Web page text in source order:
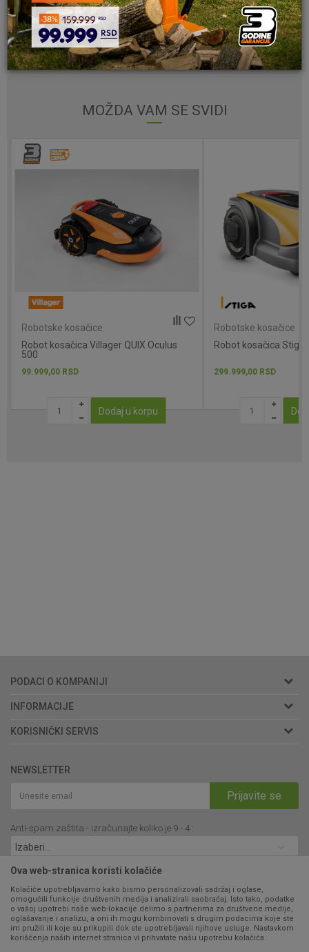
Ime/Nadimak
Email
Poruka
POŠALJI
MOŽDA VAM SE SVIDI
Oculus
Robotske kosačice
Robot kosačica Stiga A 750
Garaža
9.999,00
PODACI O KOMPANIJI
Agromarket doo
Adresa: Kraljevačkog bataljona 235/2
webshop@agromarket.rs
Matični broj: 07593252
INFORMACIJE
O nama
Brendovi
Blog
Najčešća pitanja
KORISNIČKI SERVIS
Politika privatnosti
Kako kupiti
Click & Collect
Načini plaćanja
Plaćanje karticama
Web kredit Raiffeisen banke
Pravo na odustajanje
Reklamacije
NEWSLETTER
Prijavite se
Anti-spam zaštita - izračunajte koliko je 9 - 4 :
VIBER I SMS NEWSLETTER
Prijavite se
Ova web-stranica koristi kolačiće
Kolačiće upotrebljavamo kako bismo personalizovali sadržaj i oglase,
omogućili funkcije društvenih medija i analizirali saobraćaj. Isto tako, podatke
o vašoj upotrebi naše web-lokacije delimo s partnerima za društvene medije,
oglašavanje i analizu, a oni ih mogu kombinovati s drugim podacima koje ste
im pružili ili koje su prikupili dok ste upotrebljavali njihove usluge. Nastavkom
korišćenja naših internet stranica vi prihvatate našu upotrebu kolačića.